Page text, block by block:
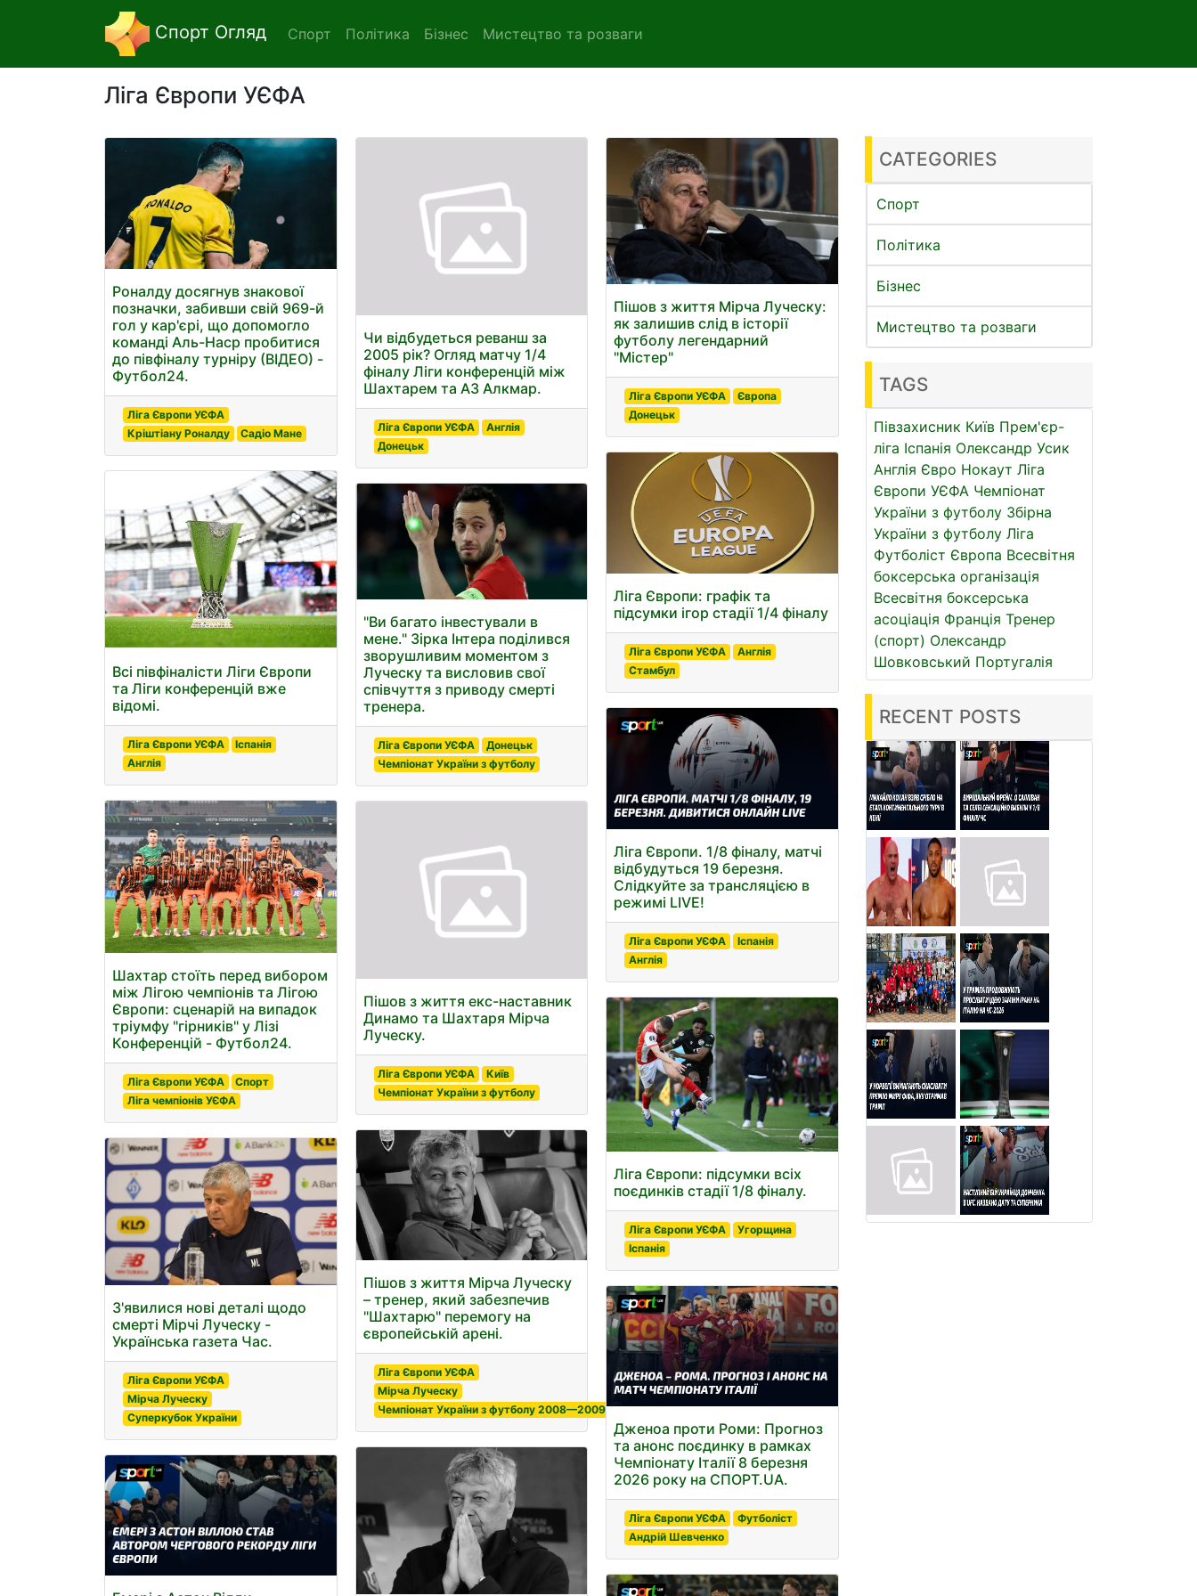
Спорт Огляд Спорт Політика Бізнес Мистецтво та розваги
Ліга Європи УЄФА
Роналду досягнув знакової
позначки, забивши свій 969-й
гол у кар'єрі, що допомогло
команді Аль-Наср пробитися
до півфіналу турніру (ВІДЕО) -
Футбол24.
Ліга Європи УЄФА
Кріштіану Роналду
Садіо Мане
Всі півфіналісти Ліги Європи
та Ліги конференцій вже
відомі.
Ліга Європи УЄФА
Іспанія
Англія
Шахтар стоїть перед вибором
між Лігою чемпіонів та Лігою
Європи: сценарій на випадок
тріумфу "гірників" у Лізі
Конференцій - Футбол24.
Ліга Європи УЄФА
Спорт
Ліга чемпіонів УЄФА
З'явилися нові деталі щодо
смерті Мірчі Луческу -
Українська газета Час.
Ліга Європи УЄФА
Мірча Луческу
Суперкубок України
Чи відбудеться реванш за
2005 рік? Огляд матчу 1/4
фіналу Ліги конференцій між
Шахтарем та АЗ Алкмар.
Ліга Європи УЄФА
Англія
Донецьк
"Ви багато інвестували в
мене." Зірка Інтера поділився
зворушливим моментом з
Луческу та висловив свої
співчуття з приводу смерті
тренера.
Ліга Європи УЄФА
Донецьк
Чемпіонат України з футболу
Пішов з життя екс-наставник
Динамо та Шахтаря Мірча
Луческу.
Ліга Європи УЄФА
Київ
Чемпіонат України з футболу
Пішов з життя Мірча Луческу
– тренер, який забезпечив
"Шахтарю" перемогу на
європейській арені.
Ліга Європи УЄФА
Мірча Луческу
Чемпіонат України з футболу 2008—2009
Пішов з життя Мірча Луческу:
як залишив слід в історії
футболу легендарний
"Містер"
Ліга Європи УЄФА
Європа
Донецьк
Ліга Європи: графік та
підсумки ігор стадії 1/4 фіналу
Ліга Європи УЄФА
Англія
Стамбул
Ліга Європи. 1/8 фіналу, матчі
відбудуться 19 березня.
Слідкуйте за трансляцією в
режимі LIVE!
Ліга Європи УЄФА
Іспанія
Англія
Ліга Європи: підсумки всіх
поєдинків стадії 1/8 фіналу.
Ліга Європи УЄФА
Угорщина
Іспанія
Дженоа проти Роми: Прогноз
та анонс поєдинку в рамках
Чемпіонату Італії 8 березня
2026 року на СПОРТ.UA.
Ліга Європи УЄФА
Футболіст
Андрій Шевченко
CATEGORIES
Спорт
Політика
Бізнес
Мистецтво та розваги
TAGS
Півзахисник Київ Прем'єр-
ліга Іспанія Олександр Усик
Англія Євро Нокаут Ліга
Європи УЄФА Чемпіонат
України з футболу Збірна
України з футболу Ліга
Футболіст Європа Всесвітня
боксерська організація
Всесвітня боксерська
асоціація Франція Тренер
(спорт) Олександр
Шовковський Португалія
RECENT POSTS